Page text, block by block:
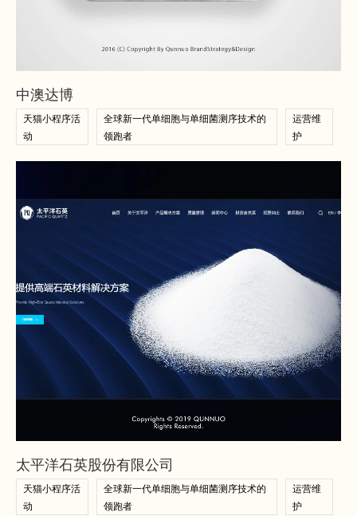
查看案例
中澳达博
天猫小程序活
动
全球新一代单细胞与单细菌测序技术的
领跑者
运营维
护
查看案例
查看案例
太平洋石英股份有限公司
天猫小程序活
动
全球新一代单细胞与单细菌测序技术的
领跑者
运营维
护